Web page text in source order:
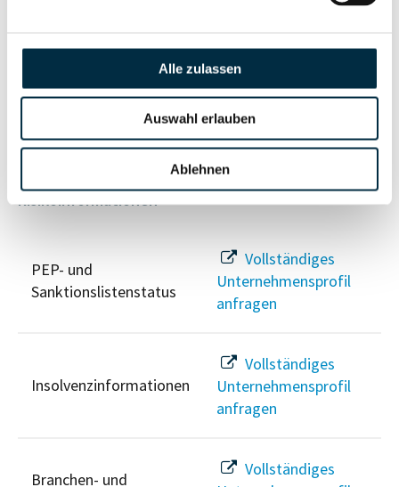
Alle zulassen
Auswahl erlauben
Ablehnen
Berechtigten Pfad
Unternehmensprofil
anfragen
Risikoinformationen
PEP- und
Sanktionslistenstatus
Vollständiges
Unternehmensprofil
anfragen
Insolvenzinformationen
Vollständiges
Unternehmensprofil
anfragen
Branchen- und
Vollständiges